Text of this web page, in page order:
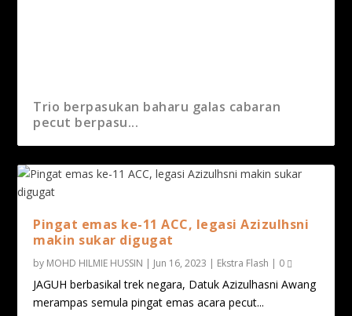
Pingat emas ke-11 ACC, legasi Azizulhsni
makin suk...
Trio berpasukan baharu galas cabaran
pecut berpasu...
Pingat emas ke-11 ACC, legasi Azizulhsni
makin sukar digugat
by MOHD HILMIE HUSSIN | Jun 16, 2023 | Ekstra Flash | 0
JAGUH berbasikal trek negara, Datuk Azizulhasni Awang
merampas semula pingat emas acara pecut...